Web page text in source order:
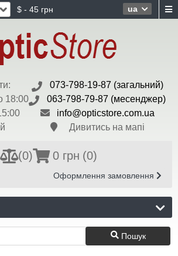
ua
$ - 45 грн
18:00
073-798-19-87 (загальний)
063-798-79-87 (месенджер)
info@opticstore.com.ua
Дивитись на мапі
(0) 0 грн (0)
Оформлення замовлення
Пошук